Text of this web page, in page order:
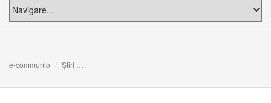
e-communio Știri